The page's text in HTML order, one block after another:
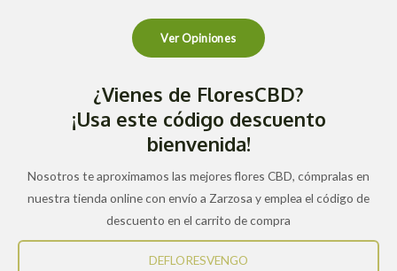
Ver Opiniones
¿Vienes de FloresCBD?
¡Usa este código descuento
bienvenida!
Nosotros te aproximamos las mejores flores CBD, cómpralas en
nuestra tienda online con envío a Zarzosa y emplea el código de
descuento en el carrito de compra
DEFLORESVENGO